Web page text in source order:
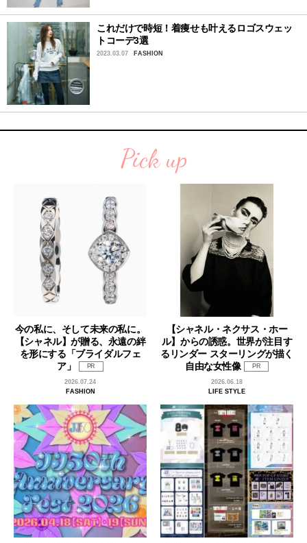
これだけで時短！着痩せも叶えるロゴスウェッ
トコーデ3選
2023.03.07 FASHION
Pick up
今の私に、そして未来の私に。
【シャネル】が贈る、永遠の絆
を形にする「ブライダルフェ
ア」
PR
2026.07.24
FASHION
【シャネル・ネクサス・ホー
ル】からの誘惑。世界が注目す
るリンダー スターリングが描く
自由な女性像
PR
2026.06.18
LIFE STYLE